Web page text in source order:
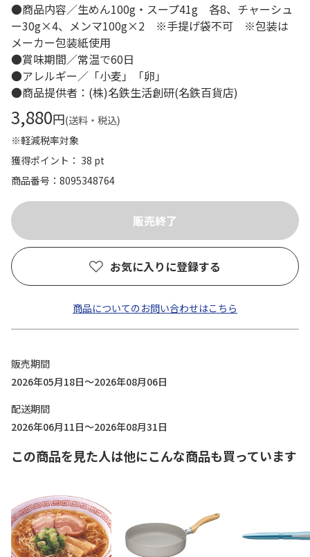
●商品内容／生めん100g・スープ41g 各8、チャーシュ
ー30g×4、メンマ100g×2 ※手提げ袋不可 ※包装は
メーカー包装紙使用
●賞味期間／常温で60日
●アレルギー／「小麦」「卵」
●商品提供者：(株)名鉄生活創研(名鉄百貨店)
3,880円(送料・税込)
※軽減税率対象
獲得ポイント： 38 pt
商品番号
8095348764
お気に入りに登録する
商品についてのお問い合わせはこちら
販売期間
2026年05月18日～2026年08月06日
配送期間
2026年06月11日～2026年08月31日
この商品を見た人は他にこんな商品も買っています